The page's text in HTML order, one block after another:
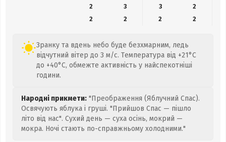
2
3 3
2
2
2 2 2
Зранку та вдень небо буде безхмарним, ледь
відчутний вітер до 3 м/с. Температура від +21°C
до +40°C, обмежте активність у найспекотніші
години.
Народні прикмети: "Преображення (Яблучний Спас).
Освячують яблука і груші. "Прийшов Спас — пішло
літо від нас". Сухий день — суха осінь, мокрий —
мокра. Ночі стають по-справжньому холодними."